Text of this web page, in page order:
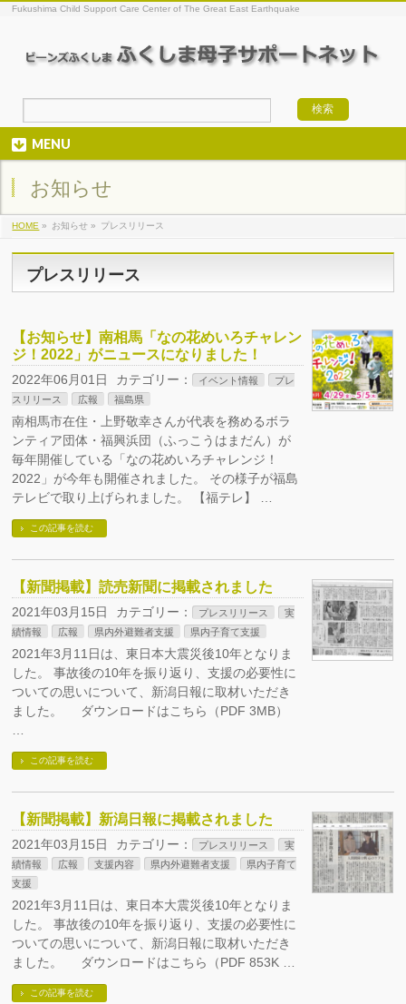
Fukushima Child Support Care Center of The Great East Earthquake
MENU
お知らせ
HOME » お知らせ » プレスリリース
プレスリリース
【お知らせ】南相馬「なの花めいろチャレン
ジ！2022」がニュースになりました！
2022年06月01日 カテゴリー： イベント情報
プレ
スリリース
広報 福島県
南相馬市在住・上野敬幸さんが代表を務めるボラ
ンティア団体・福興浜団（ふっこうはまだん）が
毎年開催している「なの花めいろチャレンジ！
2022」が今年も開催されました。 その様子が福島
テレビで取り上げられました。 【福テレ】 …
この記事を読む
【新聞掲載】読売新聞に掲載されました
2021年03月15日 カテゴリー： プレスリリース
実
績情報
広報 県内外避難者支援 県内子育て支援
2021年3月11日は、東日本大震災後10年となりま
した。 事故後の10年を振り返り、支援の必要性に
ついての思いについて、新潟日報に取材いただき
ました。 ダウンロードはこちら（PDF 3MB）
この記事を読む
【新聞掲載】新潟日報に掲載されました
2021年03月15日 カテゴリー： プレスリリース
実
績情報
広報 支援内容 県内外避難者支援
県内子育て
支援
2021年3月11日は、東日本大震災後10年となりま
した。 事故後の10年を振り返り、支援の必要性に
ついての思いについて、新潟日報に取材いただき
ました。 ダウンロードはこちら（PDF 853K …
この記事を読む